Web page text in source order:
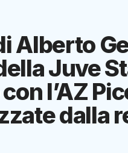
Alberto
Juve
l’AZ
dalla